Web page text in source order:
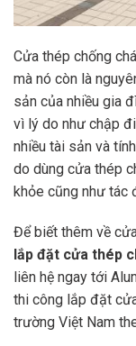
Cửa thép chống
mà nó còn là
sản của nhiều gia
vì lý do như chập
nhiều tài sản và
do dùng cửa thép
khỏe cũng như tác
Để biết thêm về
lắp đặt cửa thép
liên hệ ngay tới
thi công lắp đặt
trường Việt Nam